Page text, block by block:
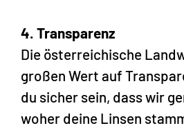
4. Transparenz
Die österreichische
großen Wert auf
du sicher sein, dass wir
woher deine Linsen